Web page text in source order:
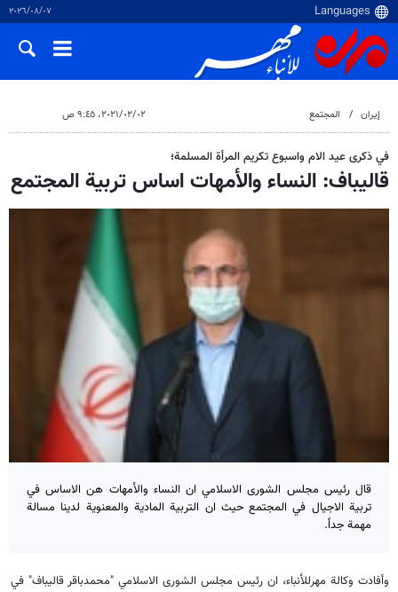
٠٧‏/٠٨‏/٢٠٢٦
إيران المجتمع ٠٢‏/٠٢‏/٢٠٢١، ٩:٤٥ ص
في ذکری عید الام واسبوع تکریم المرأة المسلمة؛
قاليباف: النساء والأمهات اساس تربية المجتمع
قال رئيس مجلس الشورى الاسلامي ان النساء والأمهات هن الاساس في
تربية الاجيال في المجتمع حيث ان التربية المادية والمعنوية لدينا مسالة
مهمة جداً.
وأفادت وكالة مهرللأنباء، ان رئيس مجلس الشورى الاسلامي "محمدباقر قاليباف" في